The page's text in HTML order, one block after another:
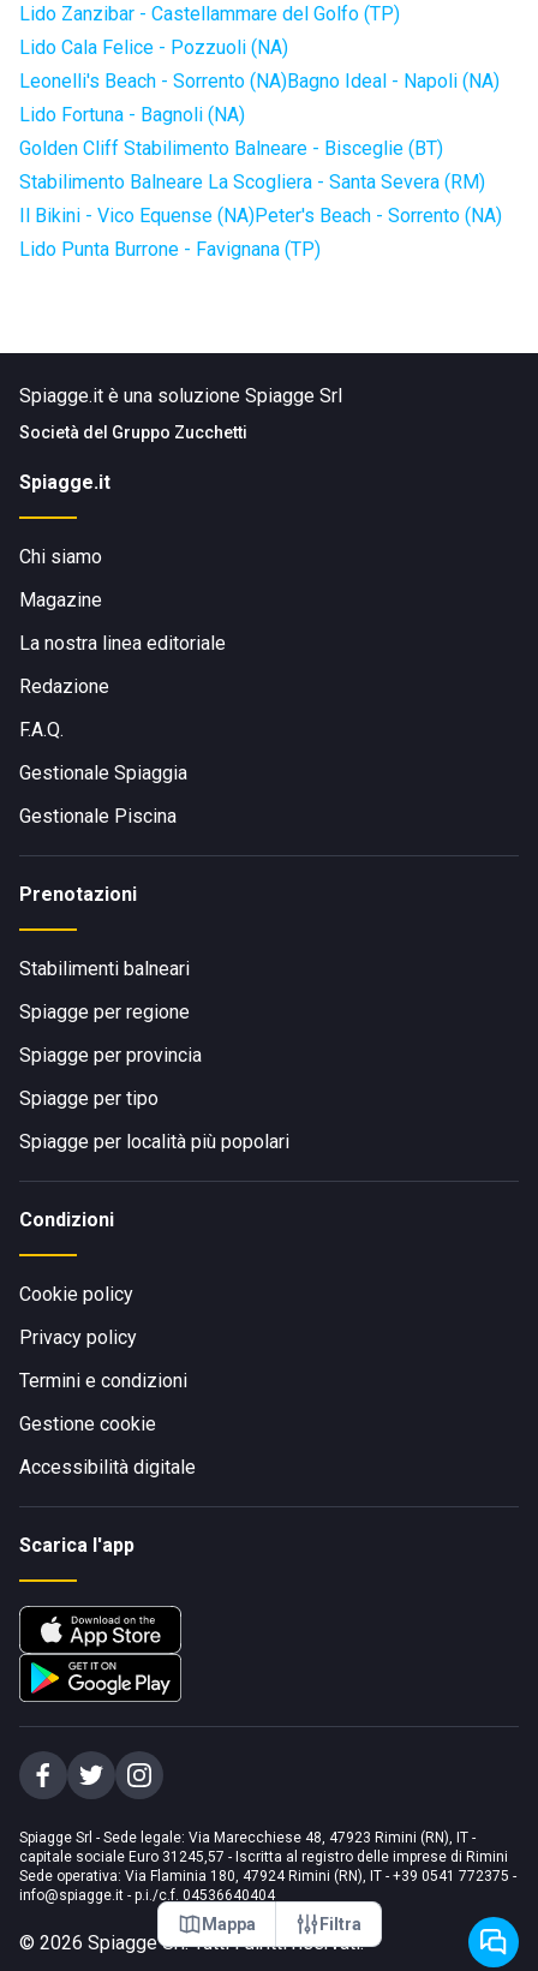
Mappa Filtra
Lido Zanzibar - Castellammare del Golfo (TP)
Lido Cala Felice - Pozzuoli (NA)
Leonelli's Beach - Sorrento (NA)Bagno Ideal - Napoli (NA)
Lido Fortuna - Bagnoli (NA)
Golden Cliff Stabilimento Balneare - Bisceglie (BT)
Stabilimento Balneare La Scogliera - Santa Severa (RM)
Il Bikini - Vico Equense (NA)Peter's Beach - Sorrento (NA)
Lido Punta Burrone - Favignana (TP)
Spiagge.it è una soluzione Spiagge Srl
Società del Gruppo Zucchetti
Spiagge.it
Chi siamo
Magazine
La nostra linea editoriale
Redazione
F.A.Q.
Gestionale Spiaggia
Gestionale Piscina
Prenotazioni
Stabilimenti balneari
Spiagge per regione
Spiagge per provincia
Spiagge per tipo
Spiagge per località più popolari
Condizioni
Cookie policy
Privacy policy
Termini e condizioni
Gestione cookie
Accessibilità digitale
Scarica l'app
Spiagge Srl - Sede legale: Via Marecchiese 48, 47923 Rimini (RN), IT -
capitale sociale Euro 31245,57 - Iscritta al registro delle imprese di Rimini
Sede operativa: Via Flaminia 180, 47924 Rimini (RN), IT - +39 0541 772375 -
info@spiagge.it - p.i./c.f. 04536640404
© 2026 Spiagge Srl. Tutti i diritti riservati.